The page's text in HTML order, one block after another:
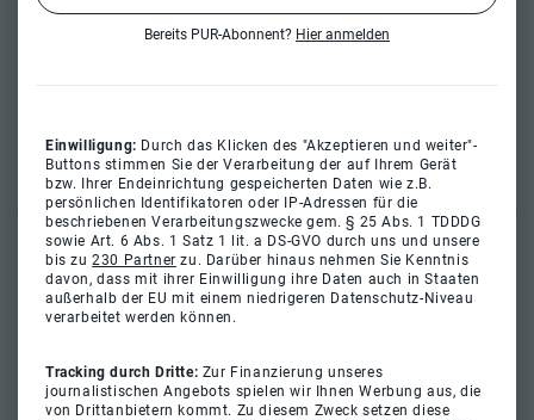
Bereits PUR-Abonnent? Hier anmelden
Einwilligung: Durch das Klicken des "Akzeptieren und weiter"-
Buttons stimmen Sie der Verarbeitung der auf Ihrem Gerät
bzw. Ihrer Endeinrichtung gespeicherten Daten wie z.B.
persönlichen Identifikatoren oder IP-Adressen für die
beschriebenen Verarbeitungszwecke gem. § 25 Abs. 1 TDDDG
sowie Art. 6 Abs. 1 Satz 1 lit. a DS-GVO durch uns und unsere
bis zu230 Partner zu. Darüber hinaus nehmen Sie Kenntnis
davon, dass mit ihrer Einwilligung ihre Daten auch in Staaten
außerhalb der EU mit einem niedrigeren Datenschutz-Niveau
verarbeitet werden können.
Tracking durch Dritte: Zur Finanzierung unseres
journalistischen Angebots spielen wir Ihnen Werbung aus, die
von Drittanbietern kommt. Zu diesem Zweck setzen diese